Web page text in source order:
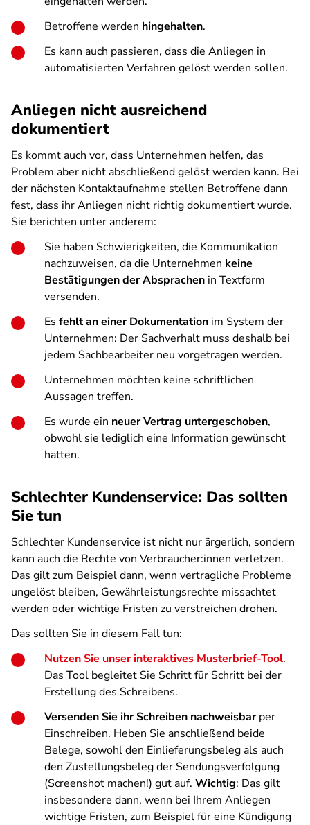
Betroffene werden hingehalten.
Es kann auch passieren, dass die Anliegen in
automatisierten Verfahren gelöst werden sollen.
Anliegen nicht ausreichend
dokumentiert
Es kommt auch vor, dass Unternehmen helfen, das
Problem aber nicht abschließend gelöst werden kann. Bei
der nächsten Kontaktaufnahme stellen Betroffene dann
fest, dass ihr Anliegen nicht richtig dokumentiert wurde.
Sie berichten unter anderem:
Sie haben Schwierigkeiten, die Kommunikation
nachzuweisen, da die Unternehmen keine
Bestätigungen der Absprachen in Textform
versenden.
Es fehlt an einer Dokumentation im System der
Unternehmen: Der Sachverhalt muss deshalb bei
jedem Sachbearbeiter neu vorgetragen werden.
Unternehmen möchten keine schriftlichen
Aussagen treffen.
Es wurde ein neuer Vertrag untergeschoben,
obwohl sie lediglich eine Information gewünscht
hatten.
Schlechter Kundenservice: Das sollten
Sie tun
Schlechter Kundenservice ist nicht nur ärgerlich, sondern
kann auch die Rechte von Verbraucher:innen verletzen.
Das gilt zum Beispiel dann, wenn vertragliche Probleme
ungelöst bleiben, Gewährleistungsrechte missachtet
werden oder wichtige Fristen zu verstreichen drohen.
Das sollten Sie in diesem Fall tun:
Nutzen Sie unser interaktives Musterbrief-Tool.
Das Tool begleitet Sie Schritt für Schritt bei der
Erstellung des Schreibens.
Versenden Sie ihr Schreiben nachweisbarper
Einschreiben. Heben Sie anschließend beide
Belege, sowohl den Einlieferungsbeleg als auch
den Zustellungsbeleg der Sendungsverfolgung
(Screenshot machen!) gut auf. Wichtig: Das gilt
insbesondere dann, wenn bei Ihrem Anliegen
wichtige Fristen, zum Beispiel für eine Kündigung